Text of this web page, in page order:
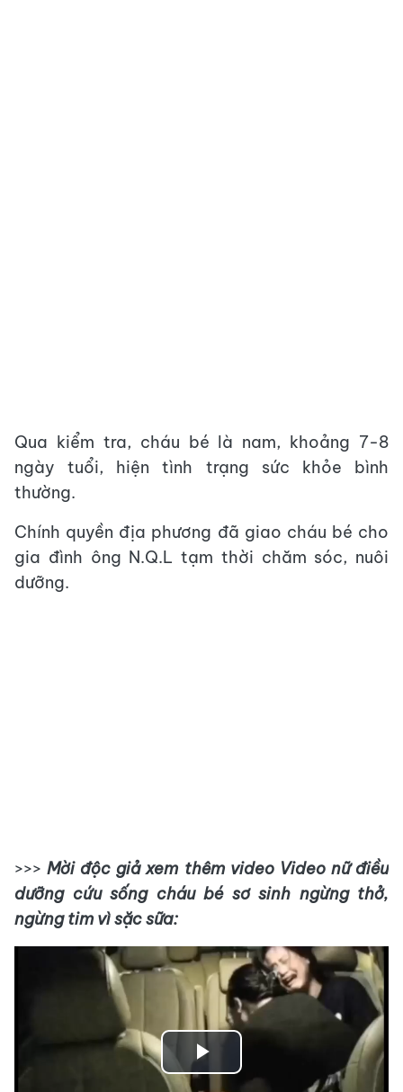
Qua kiểm tra, cháu bé là nam, khoảng 7-8
ngày tuổi, hiện tình trạng sức khỏe bình
thường.
Chính quyền địa phương đã giao cháu bé cho
gia đình ông N.Q.L tạm thời chăm sóc, nuôi
dưỡng.
>>>Mời độc giả xem thêm video Video nữ điều
dưỡng cứu sống cháu bé sơ sinh ngừng thở,
ngừng tim vì sặc sữa:
Play